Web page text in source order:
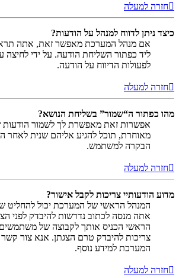
חזרה למעלה
כיצד ניתן לדווח למנהל על הודעות?
אם מנהל המערכת מאפשר זאת, אתה
ליד כפתור השליחת הודעה. על ידי לחיצה
לפעולות הדיווח על הודעה.
חזרה למעלה
מהו כפתור ה“שמור” בשליחת הנושא?
אפשרות זאת מאפשרת לך לשמור הודעות
מאוחרת, תוכל להגיע אליהם שנית לאחר
הבקרה למשתמש.
חזרה למעלה
מדוע הודעותיי צריכות לקבל אישור?
המנהל הראשי של המערכת יכול להחליט
אתה מנסה לכתוב נדרשות להיבדק לפני
הראשי הכניס אותך לקבוצה של
צריכות להיבדק טרם הצגתן. אנא צור
המערכת למידע נוסף.
חזרה למעלה